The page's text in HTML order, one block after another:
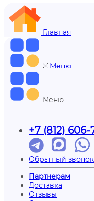
Главная
Меню
Меню
+7 (812)
Обратный звонок
Партнерам
Доставка
Отзывы